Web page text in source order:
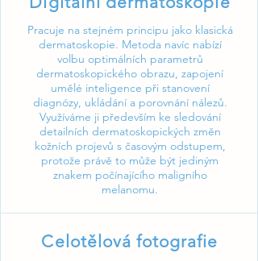
Pracuje na stejném principu jako klasická
dermatoskopie. Metoda navíc nabízí
volbu optimálních parametrů
dermatoskopického obrazu, zapojení
umělé inteligence při stanovení
diagnózy, ukládání a porovnání nálezů.
Využíváme ji především ke sledování
detailních dermatoskopických změn
kožních projevů s časovým odstupem,
protože právě to může být jediným
znakem počínajícího maligního
melanomu.
Celotělová fotografie